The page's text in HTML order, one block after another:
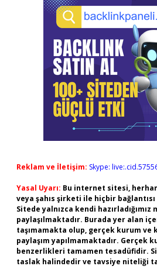
Reklam ve İletişim: Skype:
Yasal Uyarı: Bu internet sitesi,
veya şahıs şirketi ile hiçbir
Sitede yalnızca kendi
paylaşılmaktadır. Burada yer alan
taşımamakta olup, gerçek kurum ve
paylaşım yapılmamaktadır. Gerçek
benzerlikleri tamamen tesadüfidir.
taslak halindedir ve tavsiye niteliği